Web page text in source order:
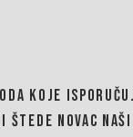
KOJE
ŠTEDE NOVAC